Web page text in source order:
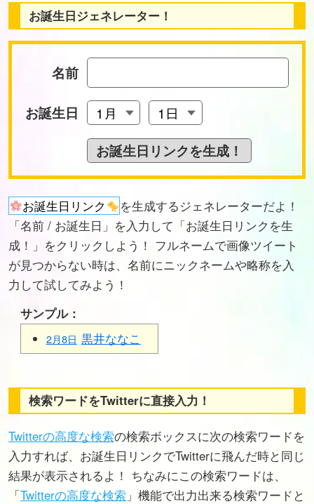
お誕生日ジェネレーター！
名前
お誕生日
お誕生日リンク
を生成するジェネレーターだよ！
「名前 / お誕生日」を入力して「お誕生日リンクを生
成！」をクリックしよう！ フルネームで画像ツイート
が見つからない時は、名前にニックネームや略称を入
力して試してみよう！
サンプル：
2月8日 黒井ななこ
検索ワードをTwitterに直接入力！
Twitterの高度な検索の検索ボックスに次の検索ワードを
入力すれば、お誕生日リンクでTwitterに飛んだ時と同じ
結果が表示されるよ！ ちなみにこの検索ワードは、
「Twitterの高度な検索 」機能で出力出来る検索ワードと